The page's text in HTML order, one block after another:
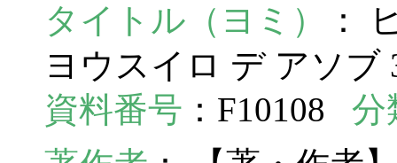
タイトル（ヨミ）
：
ヨウスイロ デ アソブ
資料番号 ：F10108 分